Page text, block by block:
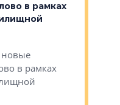
в рамках
в рамках